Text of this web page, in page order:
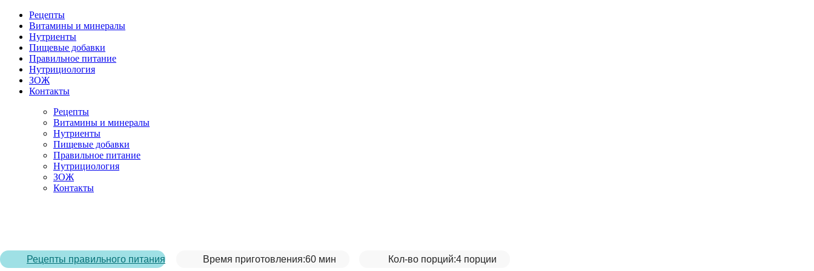
Рецепты
Витамины и минералы
Нутриенты
Пищевые добавки
Правильное питание
Нутрициология
ЗОЖ
Контакты
Рецепты
Витамины и минералы
Нутриенты
Пищевые добавки
Правильное питание
Нутрициология
ЗОЖ
Контакты
Рецепты правильного питания Время приготовления:60 мин Кол-во порций:4 порции